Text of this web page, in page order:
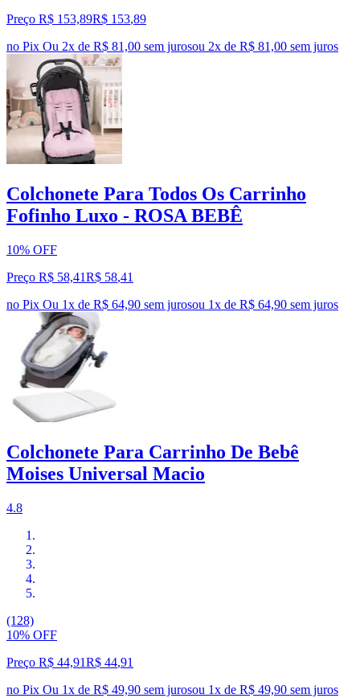
Preço R$ 153,89R$ 153,89
no Pix Ou 2x de R$ 81,00 sem jurosou 2x de R$ 81,00 sem juros
Colchonete Para Todos Os Carrinho
Fofinho Luxo - ROSA BEBÊ
10% OFF
Preço R$ 58,41R$ 58,41
no Pix Ou 1x de R$ 64,90 sem jurosou 1x de R$ 64,90 sem juros
Colchonete Para Carrinho De Bebê
Moises Universal Macio
4.8
(128)
10% OFF
Preço R$ 44,91R$ 44,91
no Pix Ou 1x de R$ 49,90 sem jurosou 1x de R$ 49,90 sem juros